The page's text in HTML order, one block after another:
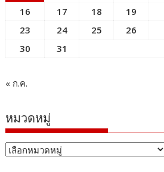
16
17 18 19
23
24 25 26
30
31
« ก.ค.
หมวดหมู่
หมวด